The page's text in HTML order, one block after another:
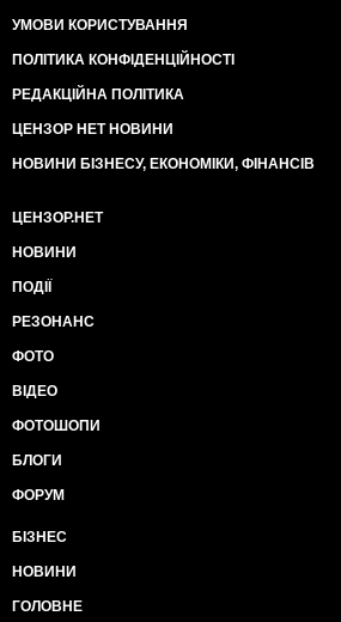
УМОВИ КОРИСТУВАННЯ
ПОЛІТИКА КОНФІДЕНЦІЙНОСТІ
РЕДАКЦІЙНА ПОЛІТИКА
ЦЕНЗОР НЕТ НОВИНИ
НОВИНИ БІЗНЕСУ, ЕКОНОМІКИ, ФІНАНСІВ
ЦЕНЗОР.НЕТ
НОВИНИ
ПОДІЇ
РЕЗОНАНС
ФОТО
ВІДЕО
ФОТОШОПИ
БЛОГИ
ФОРУМ
БІЗНЕС
НОВИНИ
ГОЛОВНЕ